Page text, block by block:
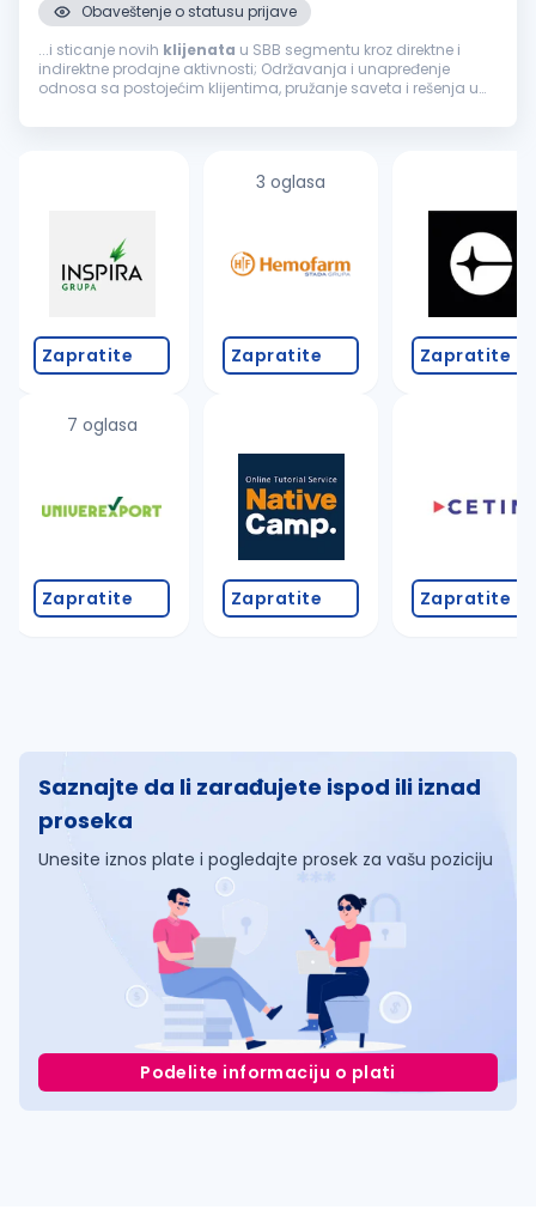
Obaveštenje o statusu prijave
...i sticanje novih klijenata u SBB segmentu kroz direktne i
indirektne prodajne aktivnosti; Održavanja i unapređenje
odnosa sa postojećim klijentima, pružanje saveta i rešenja u
proizvoda banke...
Zapratite
7 oglasa
Zapratite
3 oglasa
Zapratite
Zapratite
Zapratite
Zapratite
Saznajte da li zarađujete ispod ili iznad
proseka
Unesite iznos plate i pogledajte prosek za vašu poziciju
Podelite informaciju o plati